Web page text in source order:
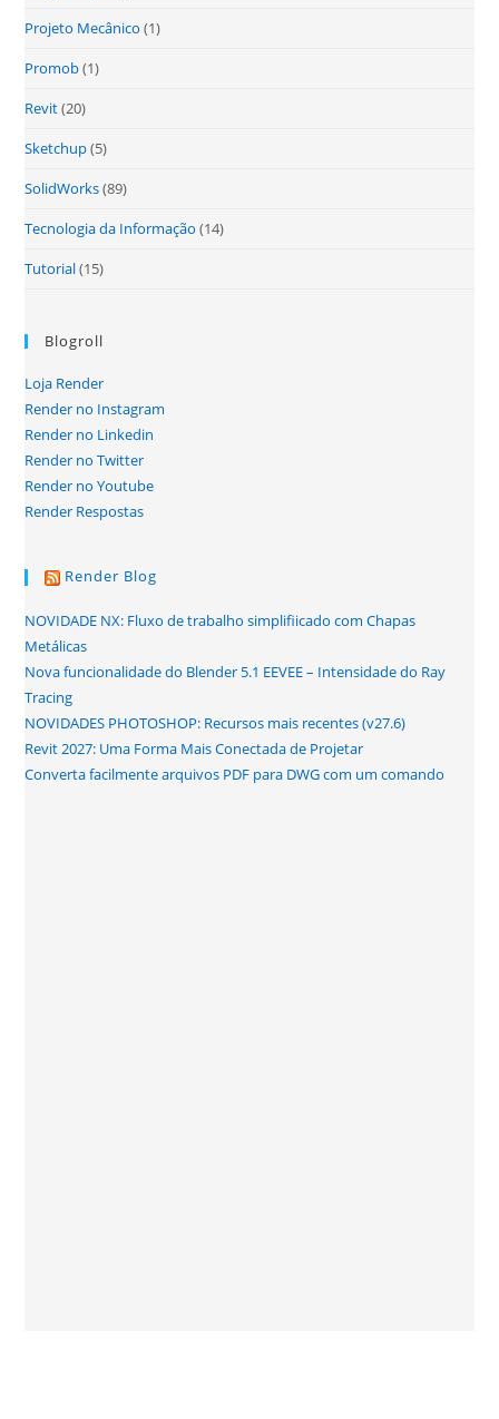
Projeto Mecânico (1)
Promob(1)
Revit(20)
Sketchup(5)
SolidWorks(89)
Tecnologia da Informação (14)
Tutorial(15)
Blogroll
Loja Render
Render no Instagram
Render no Linkedin
Render no Twitter
Render no Youtube
Render Respostas
Render Blog
NOVIDADE NX: Fluxo de trabalho simplifiicado com Chapas
Metálicas
Nova funcionalidade do Blender 5.1 EEVEE – Intensidade do Ray
Tracing
NOVIDADES PHOTOSHOP: Recursos mais recentes (v27.6)
Revit 2027: Uma Forma Mais Conectada de Projetar
Converta facilmente arquivos PDF para DWG com um comando